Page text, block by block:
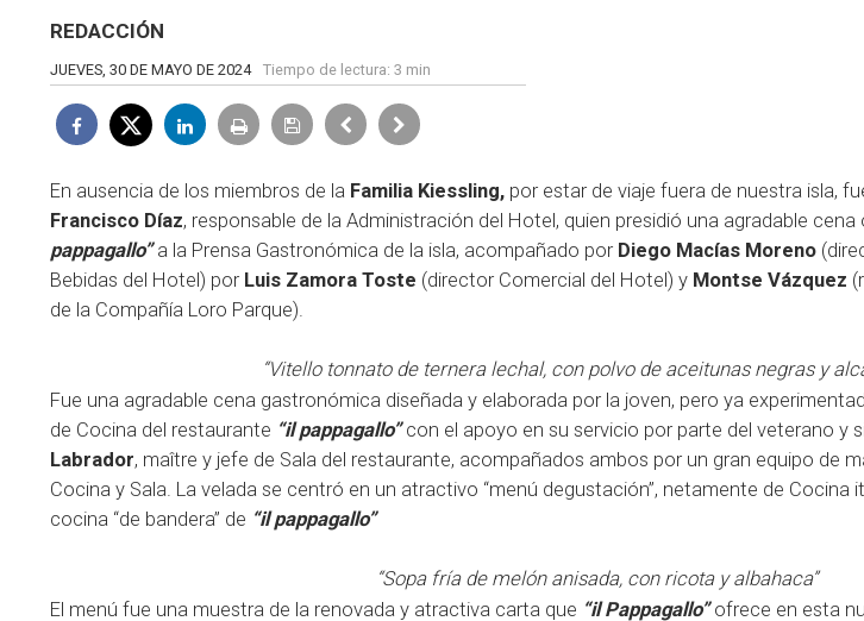
REDACCIÓN
JUEVES, 30 DE MAYO DE 2024 Tiempo de lectura: 3 min
En ausencia de los miembros de la Familia Kiessling, por estar de viaje fuera de nuestra isla,
Francisco Díaz, responsable de la Administración del Hotel, quien presidió una agradable
pappagallo”a la Prensa Gastronómica de la isla, acompañado por Diego Macías Moreno
Bebidas del Hotel) por Luis Zamora Toste (director Comercial del Hotel) y Montse Vázquez
de la Compañía Loro Parque).
“Vitello tonnato de ternera lechal, con polvo de aceitunas negras y
Fue una agradable cena gastronómica diseñada y elaborada por la joven, pero ya
de Cocina del restaurante “il pappagallo”con el apoyo en su servicio por parte del veterano y
Labrador, maître y jefe de Sala del restaurante, acompañados ambos por un gran equipo de
Cocina y Sala. La velada se centró en un atractivo “menú degustación”, netamente de Cocina
cocina “de bandera” de “il pappagallo”
“Sopa fría de melón anisada, con ricota y albahaca”
El menú fue una muestra de la renovada y atractiva carta que “il Pappagallo”ofrece en esta